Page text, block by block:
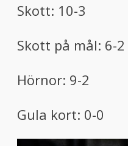
Skott: 10-3
Skott på mål: 6-2
Hörnor: 9-2
Gula kort: 0-0